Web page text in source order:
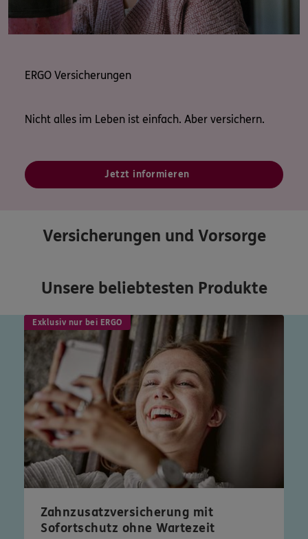
ERGO Versicherungen
Nicht alles im Leben ist einfach. Aber versichern.
Jetzt informieren
Versicherungen und Vorsorge
Unsere beliebtesten Produkte
Exklusiv nur bei ERGO
Zahnzusatzversicherung mit
Sofortschutz ohne Wartezeit